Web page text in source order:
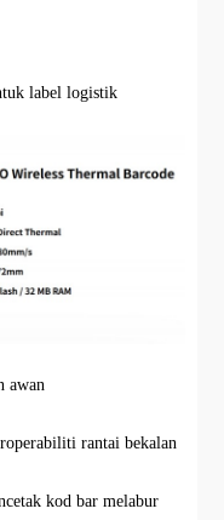
label logistik
awan
rantai bekalan
kod bar melabur